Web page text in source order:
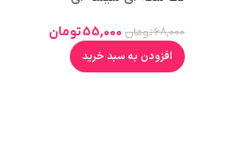
68,000تومان 55,000تومان
افزودن به سبد خرید